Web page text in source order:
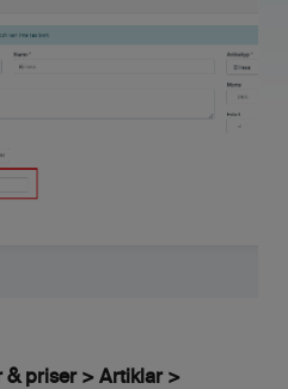
& priser > Artiklar >